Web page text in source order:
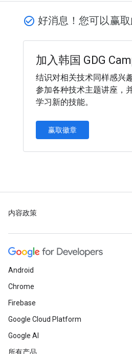
check_circle_outline 好消息！您可以赢取
加入韩国 GDG
结识对相关技术同样感兴
参加各种技术主题讲座，
学习新的技能。
赢取徽章
内容政策
Android
Chrome
Firebase
Google Cloud Platform
Google AI
所有产品